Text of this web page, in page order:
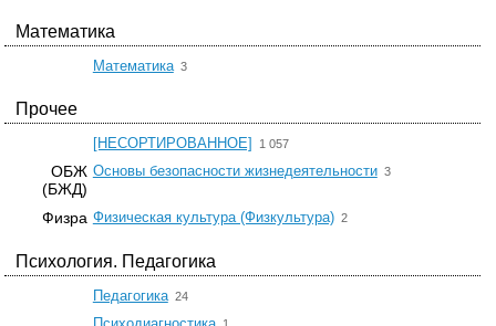
Математика
Математика 3
Прочее
[НЕСОРТИРОВАННОЕ] 1 057
ОБЖ
(БЖД)
Основы безопасности жизнедеятельности 3
Физра Физическая культура (Физкультура) 2
Психология. Педагогика
Педагогика 24